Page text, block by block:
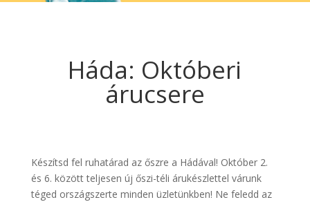
Háda: Októberi
árucsere
Készítsd fel ruhatárad az őszre a Hádával! Október 2.
és 6. között teljesen új őszi-téli árukészlettel várunk
téged országszerte minden üzletünkben! Ne feledd az